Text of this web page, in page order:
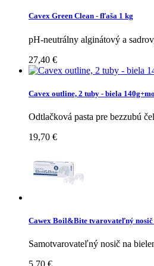
Cavex Green Clean - fľaša 1 kg
pH-neutrálny alginátový a
27,40 €
Cavex outline, 2 tuby - biela
Odtlačková pasta pre bezzubú
19,70 €
Cawex Boil&Bite tvarovateľný nosič
Samotvarovateľný nosič na